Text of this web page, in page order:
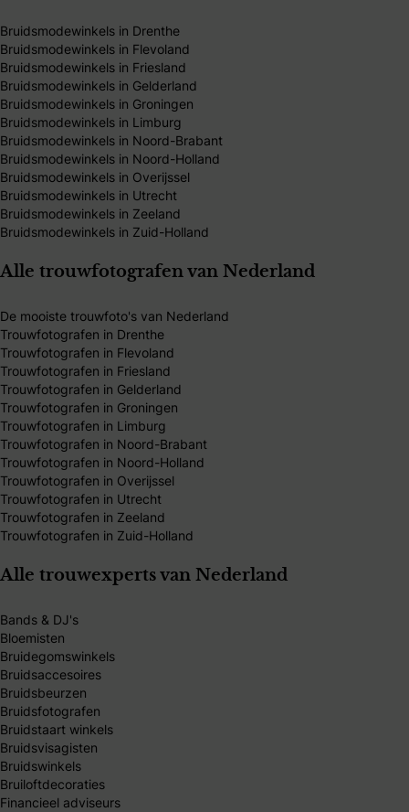
Bruidsmodewinkels in Drenthe
Bruidsmodewinkels in Flevoland
Bruidsmodewinkels in Friesland
Bruidsmodewinkels in Gelderland
Bruidsmodewinkels in Groningen
Bruidsmodewinkels in Limburg
Bruidsmodewinkels in Noord-Brabant
Bruidsmodewinkels in Noord-Holland
Bruidsmodewinkels in Overijssel
Bruidsmodewinkels in Utrecht
Bruidsmodewinkels in Zeeland
Bruidsmodewinkels in Zuid-Holland
Alle trouwfotografen van Nederland
De mooiste trouwfoto's van Nederland
Trouwfotografen in Drenthe
Trouwfotografen in Flevoland
Trouwfotografen in Friesland
Trouwfotografen in Gelderland
Trouwfotografen in Groningen
Trouwfotografen in Limburg
Trouwfotografen in Noord-Brabant
Trouwfotografen in Noord-Holland
Trouwfotografen in Overijssel
Trouwfotografen in Utrecht
Trouwfotografen in Zeeland
Trouwfotografen in Zuid-Holland
Alle trouwexperts van Nederland
Bands & DJ's
Bloemisten
Bruidegomswinkels
Bruidsaccesoires
Bruidsbeurzen
Bruidsfotografen
Bruidstaart winkels
Bruidsvisagisten
Bruidswinkels
Bruiloftdecoraties
Financieel adviseurs